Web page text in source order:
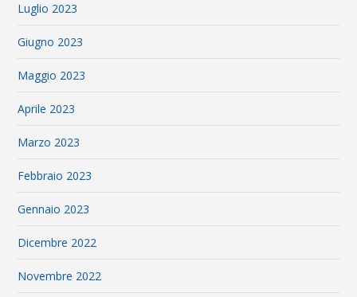
Luglio 2023
Giugno 2023
Maggio 2023
Aprile 2023
Marzo 2023
Febbraio 2023
Gennaio 2023
Dicembre 2022
Novembre 2022